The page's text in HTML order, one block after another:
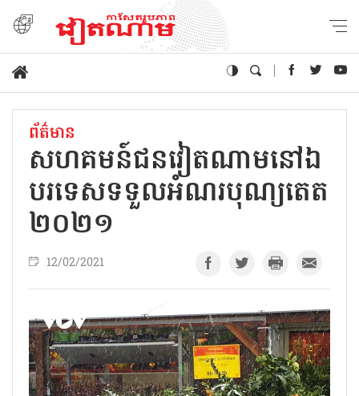
ព័ត៌មាន
សហគមន៍ជនវៀតណាមនៅឯ
បរទេសទទួលអំណរបុណ្យតេត
២០២១
12/02/2021